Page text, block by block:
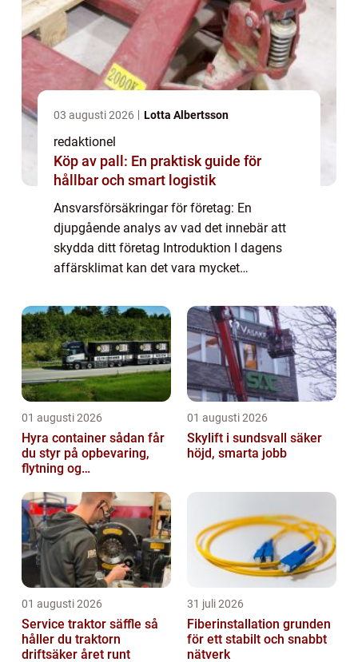
03 augusti 2026 Lotta Albertsson
redaktionel
Köp av pall: En praktisk guide för
hållbar och smart logistik
Ansvarsförsäkringar för företag: En
djupgående analys av vad det innebär att
skydda ditt företag Introduktion I dagens
affärsklimat kan det vara mycket
ditt företag. Ansvarsförsäkringar är
utformade för at...
01 augusti 2026
Hyra container sådan får
du styr på opbevaring,
flytning og
01 augusti 2026
Skylift i sundsvall säker
höjd, smarta jobb
01 augusti 2026
Service traktor säffle så
håller du traktorn
driftsäker året runt
31 juli 2026
Fiberinstallation grunden
för ett stabilt och snabbt
nätverk